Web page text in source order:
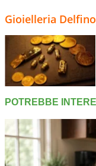
Gioielleria Delfino